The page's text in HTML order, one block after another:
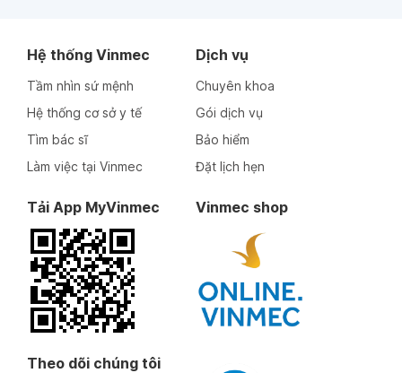
Hệ thống Vinmec
Tầm nhìn sứ mệnh
Hệ thống cơ sở y tế
Tìm bác sĩ
Làm việc tại Vinmec
Dịch vụ
Chuyên khoa
Gói dịch vụ
Bảo hiểm
Đặt lịch hẹn
Tải App MyVinmec Vinmec shop
Theo dõi chúng tôi